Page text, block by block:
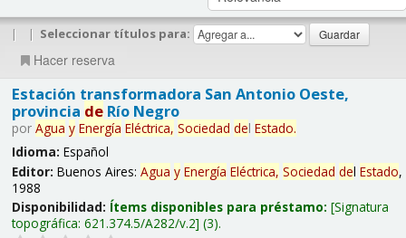
| | Seleccionar títulos para:
Hacer reserva
Estación transformadora San Antonio Oeste,
provincia deRío Negro
por Agua y Energía Eléctrica, Sociedad del Estado.
Idioma: Español
Editor: Buenos Aires: Agua y Energía Eléctrica, Sociedad del Estado,
1988
Disponibilidad: Ítems disponibles para préstamo: Signatura
topográfica: 621.374.5/A282/v.2 (3).